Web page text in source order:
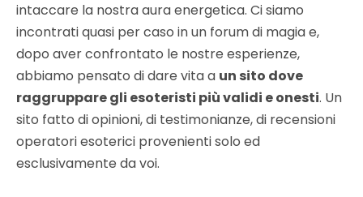
intaccare la nostra aura energetica. Ci siamo
incontrati quasi per caso in un forum di magia e,
dopo aver confrontato le nostre esperienze,
abbiamo pensato di dare vita a un sito dove
raggruppare gli esoteristi più validi e onesti. Un
sito fatto di opinioni, di testimonianze, di recensioni
operatori esoterici provenienti solo ed
esclusivamente da voi.